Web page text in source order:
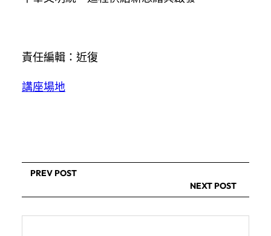
責任編輯：近復
講座場地
PREV POST
NEXT POST